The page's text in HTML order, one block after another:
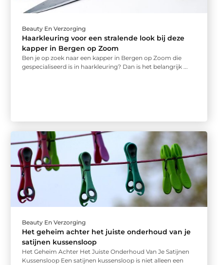
Beauty En Verzorging
Haarkleuring voor een stralende look bij deze
kapper in Bergen op Zoom
Ben je op zoek naar een kapper in Bergen op Zoom die
gespecialiseerd is in haarkleuring? Dan is het belangrijk ...
Beauty En Verzorging
Het geheim achter het juiste onderhoud van je
satijnen kussensloop
Het Geheim Achter Het Juiste Onderhoud Van Je Satijnen
Kussensloop Een satijnen kussensloop is niet alleen een